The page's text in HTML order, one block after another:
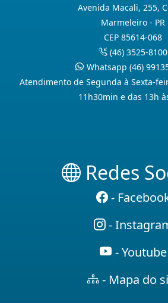
Avenida Macali, 255,
Marmeleiro - PR
CEP 85614-068
(46) 3525-8100
Whatsapp (46)
Atendimento de Segunda à Sexta-
11h30min e das 13h
Redes
-
-
- Youtube
- Mapa do